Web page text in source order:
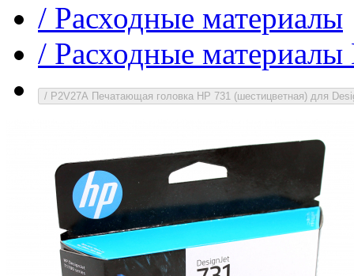
/ Расходные материалы
/ Расходные
/ P2V27A Печатающая головка HP 731 (шестицветная) для